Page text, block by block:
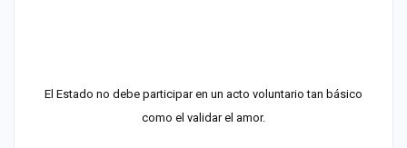
El Estado no debe participar en un acto voluntario tan básico
como el validar el amor.